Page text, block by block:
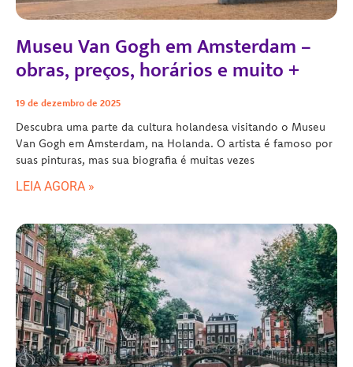
Museu Van Gogh em Amsterdam –
obras, preços, horários e muito +
19 de dezembro de 2025
Descubra uma parte da cultura holandesa visitando o Museu
Van Gogh em Amsterdam, na Holanda. O artista é famoso por
suas pinturas, mas sua biografia é muitas vezes
LEIA AGORA »